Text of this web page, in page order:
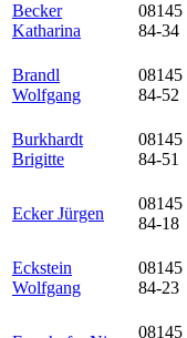
Becker
Katharina
08145
84-34
Brandl
Wolfgang
08145
84-52
Burkhardt
Brigitte
08145
84-51
Ecker Jürgen
08145
84-18
Eckstein
Wolfgang
08145
84-23
08145